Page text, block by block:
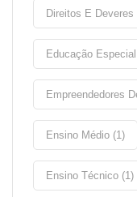
Direitos E Deveres
Educação
Empreendedores
Ensino Médio (1)
Ensino Técnico (1)